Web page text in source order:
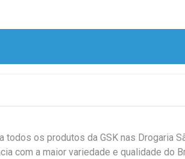
todos os produtos da GSK nas Drogaria
com a maior variedade e qualidade do